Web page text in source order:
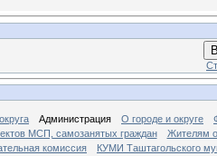
Администрация О городе и округе
МСП, самозанятых граждан
Жителям
комиссия
КУМИ Таштагольского